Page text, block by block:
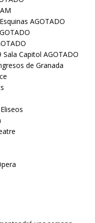
AGOTADO
Capitol AGOTADO
de Granada